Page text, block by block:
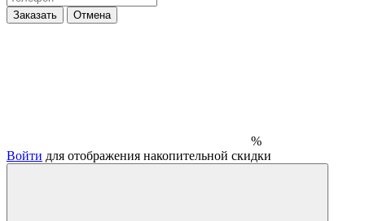
Заказать Отмена
%
Войти для отображения накопительной скидки